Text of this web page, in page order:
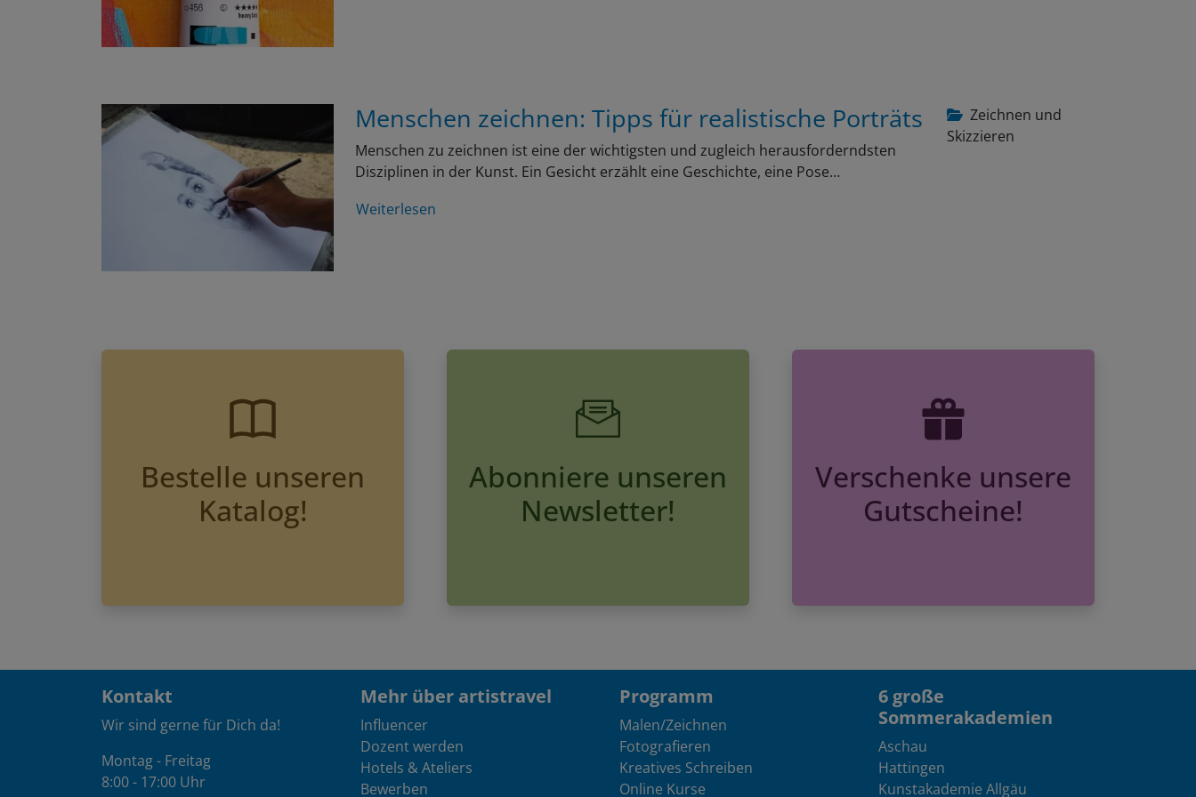
Zeichnen und
Skizzieren
Menschen zeichnen: Tipps für realistische Porträts
Menschen zu zeichnen ist eine der wichtigsten und zugleich herausforderndsten
Disziplinen in der Kunst. Ein Gesicht erzählt eine Geschichte, eine Pose…
Weiterlesen
Bestelle unseren
Katalog!
Abonniere unseren
Newsletter!
Verschenke unsere
Gutscheine!
Kontakt
Wir sind gerne für Dich da!
Montag - Freitag
8:00 - 17:00 Uhr
Mehr über artistravel
Influencer
Dozent werden
Hotels & Ateliers
Bewerben
Programm
Malen/Zeichnen
Fotografieren
Kreatives Schreiben
Online Kurse
6 große
Sommerakademien
Aschau
Hattingen
Kunstakademie Allgäu